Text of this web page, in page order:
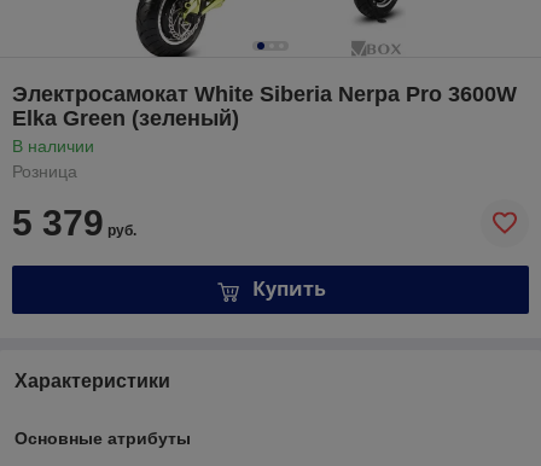
Электросамокат White Siberia Nerpa Pro 3600W
Elka Green (зеленый)
В наличии
Розница
5 379 руб.
Купить
Характеристики
Основные атрибуты